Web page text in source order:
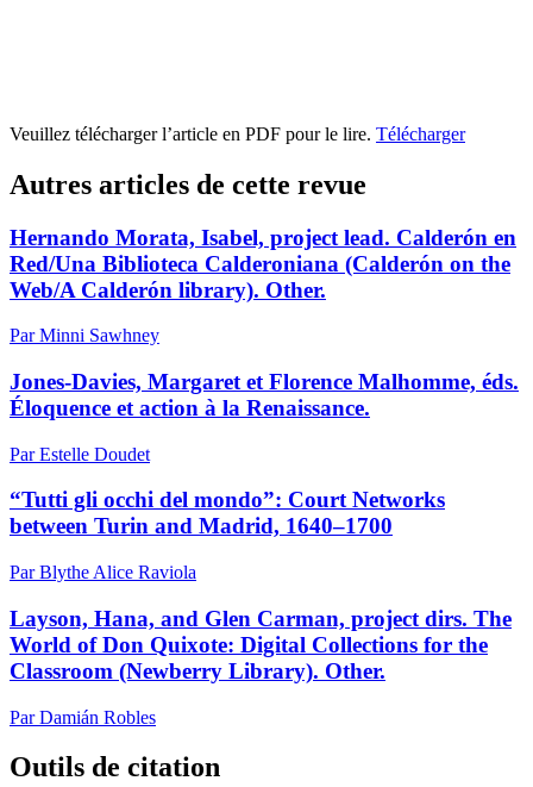
Veuillez télécharger l’article en PDF pour le lire. Télécharger
Autres articles de cette revue
Hernando Morata, Isabel, project lead. Calderón en
Red/Una Biblioteca Calderoniana (Calderón on the
Web/A Calderón library). Other.
Par Minni Sawhney
Jones-Davies, Margaret et Florence Malhomme, éds.
Éloquence et action à la Renaissance.
Par Estelle Doudet
“Tutti gli occhi del mondo”: Court Networks
between Turin and Madrid, 1640–1700
Par Blythe Alice Raviola
Layson, Hana, and Glen Carman, project dirs. The
World of Don Quixote: Digital Collections for the
Classroom (Newberry Library). Other.
Par Damián Robles
Outils de citation